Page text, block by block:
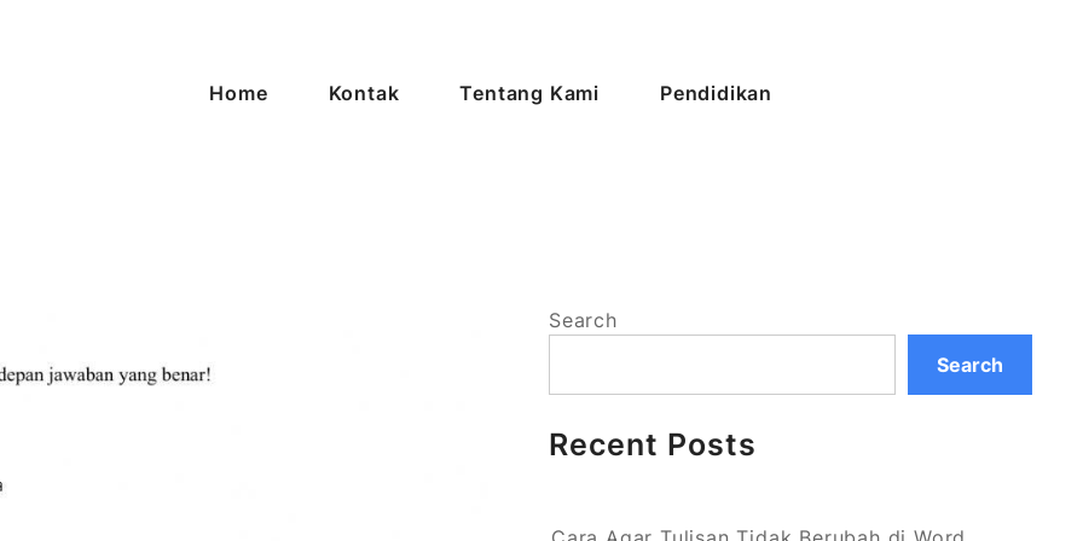
Home Kontak Tentang Kami Pendidikan
Search
Search
Recent Posts